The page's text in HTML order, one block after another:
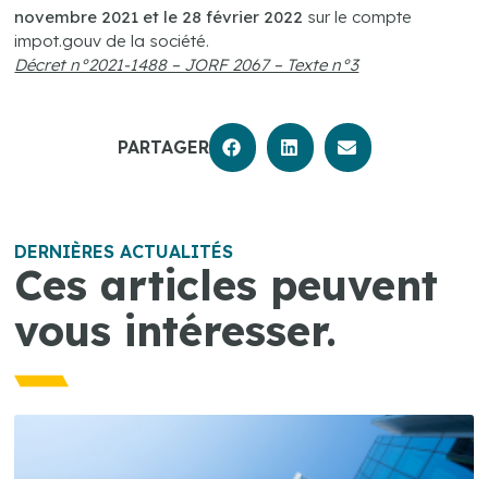
novembre 2021 et le 28 février 2022 sur le compte
impot.gouv de la société.
Décret n°2021-1488 – JORF 2067 – Texte n°3
PARTAGER
DERNIÈRES ACTUALITÉS
Ces articles peuvent
vous intéresser.